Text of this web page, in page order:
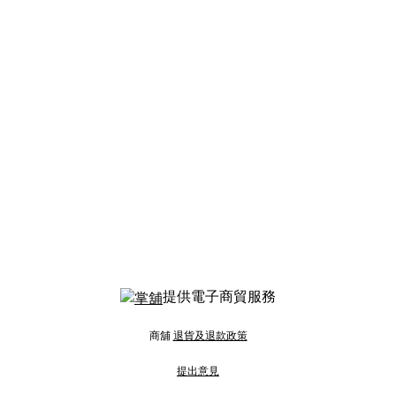
提供電子商貿服務
商舖 退貨及退款政策
提出意見